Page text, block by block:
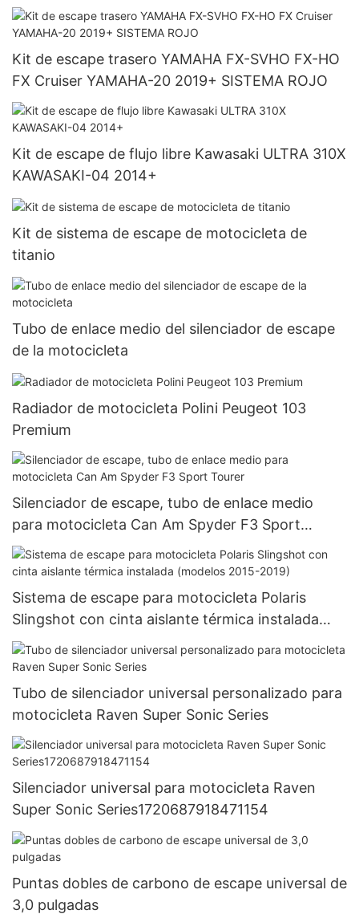
Kit de escape trasero YAMAHA FX-SVHO FX-HO
FX Cruiser YAMAHA-20 2019+ SISTEMA ROJO
Kit de escape de flujo libre Kawasaki ULTRA 310X
KAWASAKI-04 2014+
Kit de sistema de escape de motocicleta de
titanio
Tubo de enlace medio del silenciador de escape
de la motocicleta
Radiador de motocicleta Polini Peugeot 103
Premium
Silenciador de escape, tubo de enlace medio
para motocicleta Can Am Spyder F3 Sport
Tourer
Sistema de escape para motocicleta Polaris
Slingshot con cinta aislante térmica instalada
(modelos 2015-2019)
Tubo de silenciador universal personalizado para
motocicleta Raven Super Sonic Series
Silenciador universal para motocicleta Raven
Super Sonic Series1720687918471154
Puntas dobles de carbono de escape universal de
3,0 pulgadas